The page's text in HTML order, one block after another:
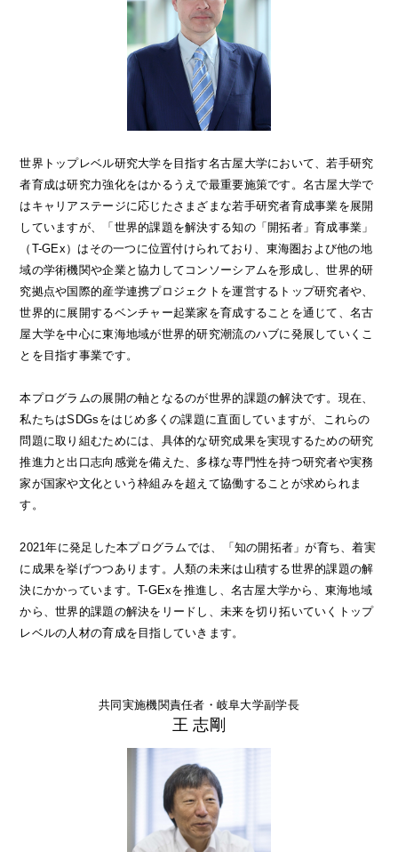
世界トップレベル研究大学を目指す名古屋大学において、若手研究
者育成は研究力強化をはかるうえで最重要施策です。名古屋大学で
はキャリアステージに応じたさまざまな若手研究者育成事業を展開
していますが、「世界的課題を解決する知の「開拓者」育成事業」
（T-GEx）はその一つに位置付けられており、東海圏および他の地
域の学術機関や企業と協力してコンソーシアムを形成し、世界的研
究拠点や国際的産学連携プロジェクトを運営するトップ研究者や、
世界的に展開するベンチャー起業家を育成することを通じて、名古
屋大学を中心に東海地域が世界的研究潮流のハブに発展していくこ
とを目指す事業です。
本プログラムの展開の軸となるのが世界的課題の解決です。現在、
私たちはSDGsをはじめ多くの課題に直面していますが、これらの
問題に取り組むためには、具体的な研究成果を実現するための研究
推進力と出口志向感覚を備えた、多様な専門性を持つ研究者や実務
家が国家や文化という枠組みを超えて協働することが求められま
す。
2021年に発足した本プログラムでは、「知の開拓者」が育ち、着実
に成果を挙げつつあります。人類の未来は山積する世界的課題の解
決にかかっています。T-GExを推進し、名古屋大学から、東海地域
から、世界的課題の解決をリードし、未来を切り拓いていくトップ
レベルの人材の育成を目指していきます。
共同実施機関責任者・岐阜大学副学長
王 志剛